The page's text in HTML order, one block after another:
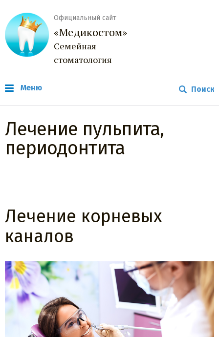
Официальный сайт
«Медикостом»
Семейная
стоматология
Меню
Лечение пульпита,
периодонтита
Лечение корневых
каналов